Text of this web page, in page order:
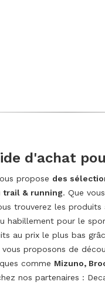
d'achat
propose des
trail & running. Que
trouverez les produits
habillement pour le
au prix le plus bas
vous proposons de
comme Mizuno,
nos partenaires :